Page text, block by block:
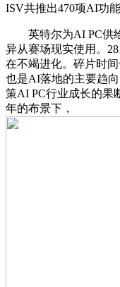
ISV共推出470项AI功能
英特尔为AI PC供给
异从赛场现实使用。
在不竭进化。碎片时
也是AI落地的主要趋
策AI PC行业成长的果
年的布景下，